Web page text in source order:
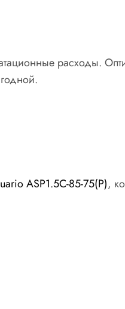
расходы.
ASP1.5С-85-75(P),